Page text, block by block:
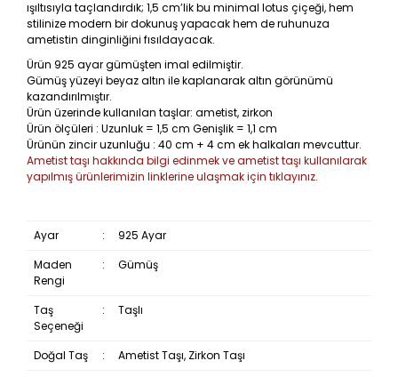
ışıltısıyla taçlandırdık; 1,5 cm’lik bu minimal lotus çiçeği, hem
stilinize modern bir dokunuş yapacak hem de ruhunuza
ametistin dinginliğini fısıldayacak.
Ürün 925 ayar gümüşten imal edilmiştir.
Gümüş yüzeyi beyaz altın ile kaplanarak altın görünümü
kazandırılmıştır.
Ürün üzerinde kullanılan taşlar: ametist, zirkon
Ürün ölçüleri : Uzunluk = 1,5 cm Genişlik = 1,1 cm
Ürünün zincir uzunluğu : 40 cm + 4 cm ek halkaları mevcuttur.
Ametist taşı hakkında bilgi edinmek ve ametist taşı kullanılarak
yapılmış ürünlerimizin linklerine ulaşmak için tıklayınız.
Ayar :
925 Ayar
Maden
Rengi
: Gümüş
Taş
Seçeneği
: Taşlı
Doğal Taş :
Ametist Taşı, Zirkon Taşı